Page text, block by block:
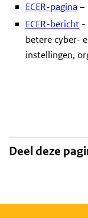
ECER-pagina –
ECER-bericht -
betere cyber-
instellingen,
Deel deze